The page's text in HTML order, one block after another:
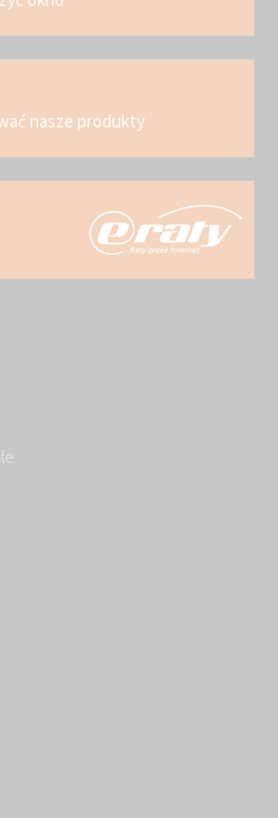
nasze produkty